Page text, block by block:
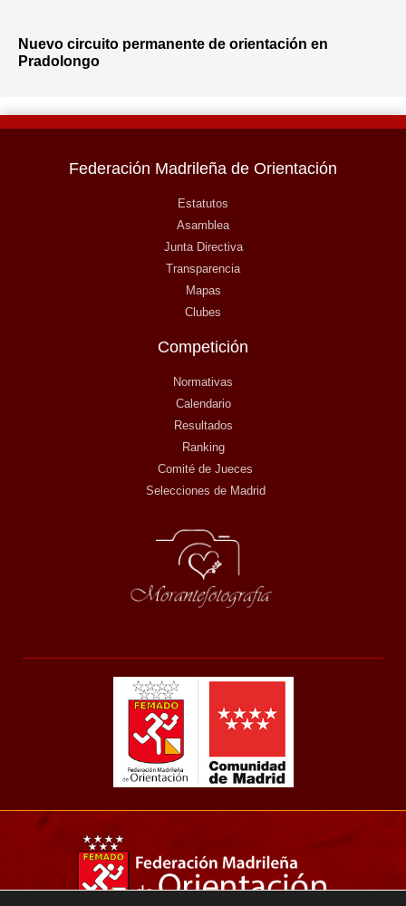
Nuevo circuito permanente de orientación en
Pradolongo
Federación Madrileña de Orientación
Estatutos
Asamblea
Junta Directiva
Transparencia
Mapas
Clubes
Competición
Normativas
Calendario
Resultados
Ranking
Comité de Jueces
Selecciones de Madrid